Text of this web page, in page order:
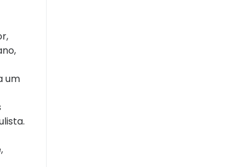
um